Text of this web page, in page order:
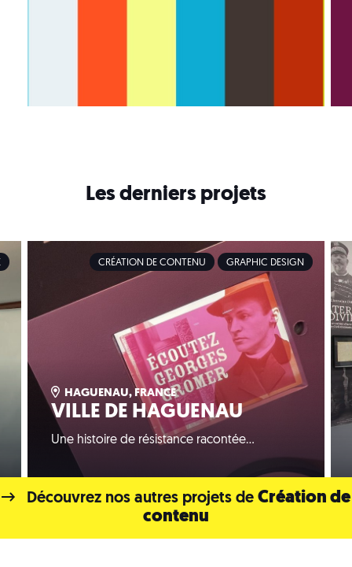
Les derniers projets
CRÉATION DE CONTENU GRAPHIC DESIGN
HAGUENAU, FRANCE
VILLE DE HAGUENAU
Une histoire de résistance racontée…
Découvrez nos autres projets deCréation de
contenu